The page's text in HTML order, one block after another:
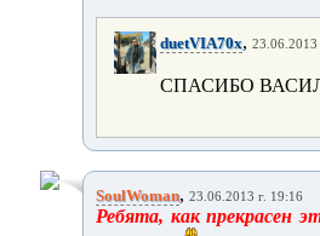
duetVIA70x, 23.06.2013
СПАСИБО
SoulWoman, 23.06.2013 г. 19:16
Ребята, как прекрасен